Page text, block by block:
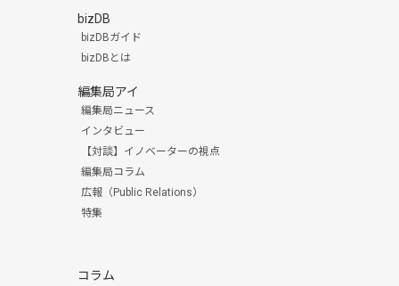
bizDB
bizDBガイド
bizDBとは
編集局アイ
編集局ニュース
インタビュー
【対談】イノベーターの視点
編集局コラム
広報（Public Relations）
特集
コラム